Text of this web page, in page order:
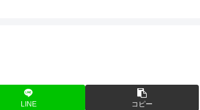
LINE コピー